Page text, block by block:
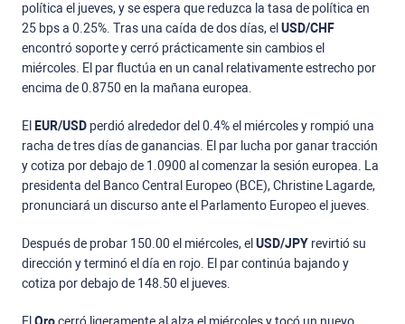
política el jueves, y se espera que reduzca la tasa de política en
25 bps a 0.25%. Tras una caída de dos días, el USD/CHF
encontró soporte y cerró prácticamente sin cambios el
miércoles. El par fluctúa en un canal relativamente estrecho por
encima de 0.8750 en la mañana europea.
El EUR/USD perdió alrededor del 0.4% el miércoles y rompió una
racha de tres días de ganancias. El par lucha por ganar tracción
y cotiza por debajo de 1.0900 al comenzar la sesión europea. La
presidenta del Banco Central Europeo (BCE), Christine Lagarde,
pronunciará un discurso ante el Parlamento Europeo el jueves.
Después de probar 150.00 el miércoles, el USD/JPY revirtió su
dirección y terminó el día en rojo. El par continúa bajando y
cotiza por debajo de 148.50 el jueves.